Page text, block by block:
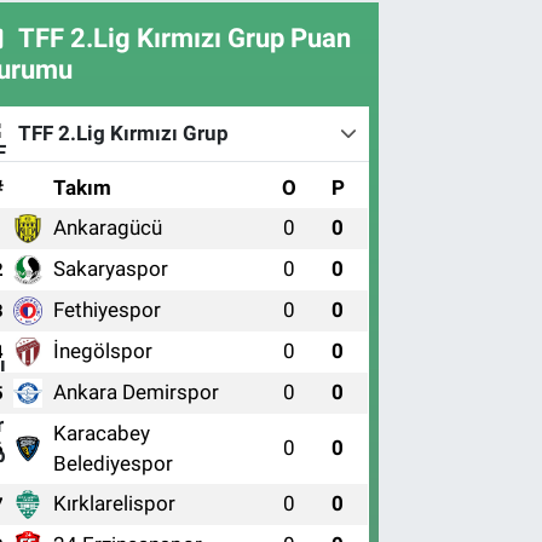
TFF 2.Lig Kırmızı Grup Puan
TFF 2.Lig Kırmızı Grup
Takım O P
Ankaragücü 0 0
Sakaryaspor 0 0
Fethiyespor 0 0
İnegölspor 0 0
Ankara Demirspor 0 0
Karacabey
Belediyespor
0 0
Kırklarelispor 0 0